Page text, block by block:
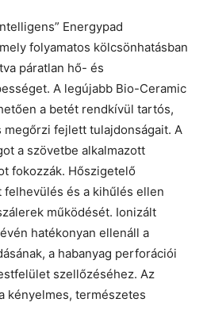
Energypad
folyamatos kölcsönhatásban
páratlan hő- és
A legújabb Bio-Ceramic
a betét rendkívül tartós,
megőrzi fejlett tulajdonságait. A
a szövetbe alkalmazott
fokozzák. Hőszigetelő
és a kihűlés ellen
működését. Ionizált
hatékonyan ellenáll a
a habanyag perforációi
szellőzéséhez. Az
kényelmes, természetes